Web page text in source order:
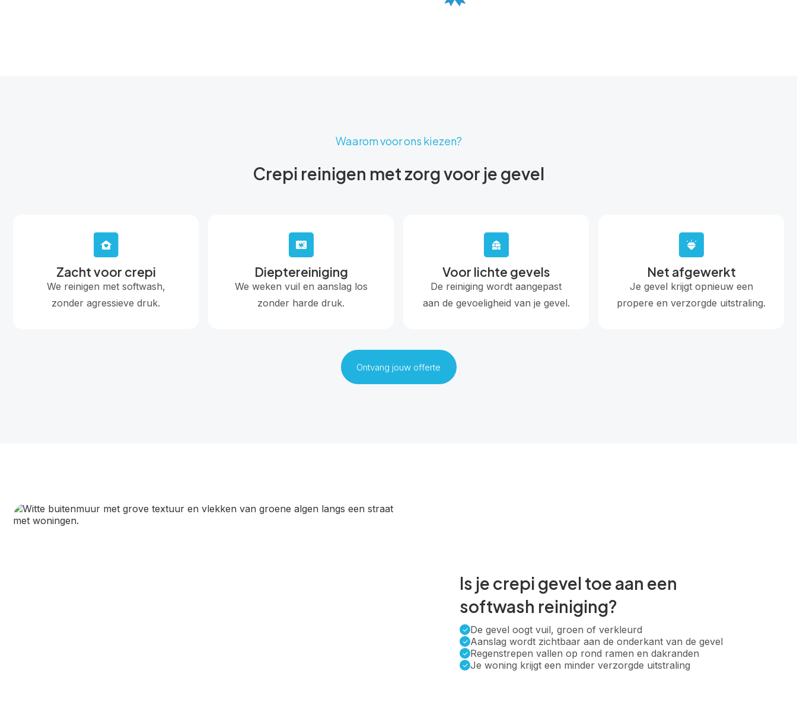
Waarom voor ons kiezen?
Crepi reinigen met zorg voor je gevel
Zacht voor crepi
We reinigen met softwash,
zonder agressieve druk.
Dieptereiniging
We weken vuil en aanslag los
zonder harde druk.
Voor lichte gevels
De reiniging wordt aangepast
aan de gevoeligheid van je gevel.
Net afgewerkt
Je gevel krijgt opnieuw een
propere en verzorgde uitstraling.
Ontvang jouw offerte
Is je crepi gevel toe aan een
softwash reiniging?
De gevel oogt vuil, groen of verkleurd
Aanslag wordt zichtbaar aan de onderkant van de gevel
Regenstrepen vallen op rond ramen en dakranden
Je woning krijgt een minder verzorgde uitstraling